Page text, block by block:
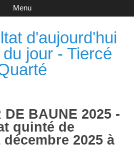
d'aujourd'hui
jour - Tiercé
Menu
DE BAUNE 2025 -
quinté de
2025 à